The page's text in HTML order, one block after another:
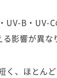
UV-B・UV-
影響が異な
く、ほとん